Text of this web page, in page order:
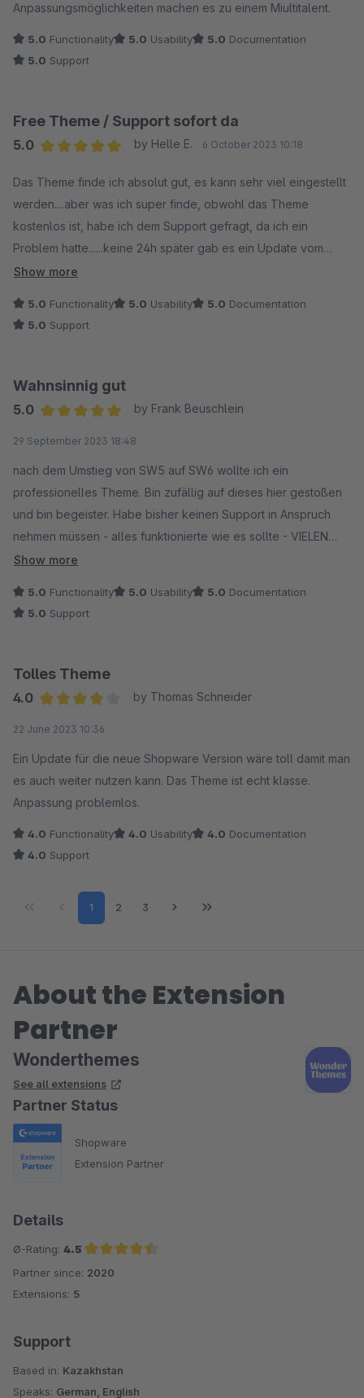
Anpassungsmöglichkeiten machen es zu einem Miultitalent.
5.0 Functionality 5.0 Usability 5.0 Documentation
5.0 Support
Free Theme / Support sofort da
5.0
by Helle E. 6 October 2023 10:18
Das Theme finde ich absolut gut, es kann sehr viel eingestellt
werden....aber was ich super finde, obwohl das Theme
kostenlos ist, habe ich dem Support gefragt, da ich ein
Problem hatte......keine 24h später gab es ein Update vom
Theme, und jetzt geht es!!!!!!! Wahnsinn
Kann das Theme und vor allem Wondershare absolut
weiterempfehlen
Show more
5.0 Functionality 5.0 Usability 5.0 Documentation
5.0 Support
Wahnsinnig gut
5.0
by Frank Beuschlein
29 September 2023 18:48
nach dem Umstieg von SW5 auf SW6 wollte ich ein
professionelles Theme. Bin zufällig auf dieses hier gestoßen
und bin begeister. Habe bisher keinen Support in Anspruch
nehmen müssen - alles funktionierte wie es sollte - VIELEN
DANK !!!
Show more
5.0 Functionality 5.0 Usability 5.0 Documentation
5.0 Support
Tolles Theme
4.0
by Thomas Schneider
22 June 2023 10:36
Ein Update für die neue Shopware Version wäre toll damit man
es auch weiter nutzen kann. Das Theme ist echt klasse.
Anpassung problemlos.
4.0 Functionality 4.0 Usability 4.0 Documentation
4.0 Support
Page
1 Page
2 Page
3
About the Extension
Partner
Wonderthemes
See all extensions
Partner Status
Shopware
Extension Partner
Details
Ø-Rating: 4.5
Average rating of 4.5 out of 5 stars
Partner since: 2020
Extensions: 5
Support
Based in: Kazakhstan
Speaks: German, English